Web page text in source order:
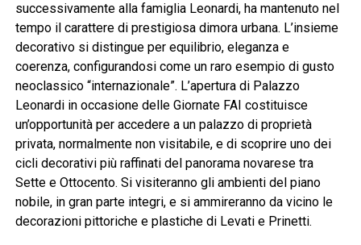
successivamente alla famiglia Leonardi, ha mantenuto nel
tempo il carattere di prestigiosa dimora urbana. L’insieme
decorativo si distingue per equilibrio, eleganza e
coerenza, configurandosi come un raro esempio di gusto
neoclassico “internazionale”. L’apertura di Palazzo
Leonardi in occasione delle Giornate FAI costituisce
un’opportunità per accedere a un palazzo di proprietà
privata, normalmente non visitabile, e di scoprire uno dei
cicli decorativi più raffinati del panorama novarese tra
Sette e Ottocento. Si visiteranno gli ambienti del piano
nobile, in gran parte integri, e si ammireranno da vicino le
decorazioni pittoriche e plastiche di Levati e Prinetti.